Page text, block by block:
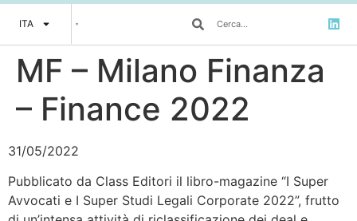
ITA
MF – Milano Finanza
– Finance 2022
31/05/2022
Pubblicato da Class Editori il libro-magazine “I Super
Avvocati e I Super Studi Legali Corporate 2022”, frutto